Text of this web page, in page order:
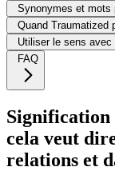
Synonymes et mots
Quand Traumatized
Utiliser le sens
FAQ
Signification
cela veut
relations et